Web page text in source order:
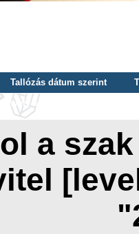
Tallózás dátum szerint
nyelv szerint
a